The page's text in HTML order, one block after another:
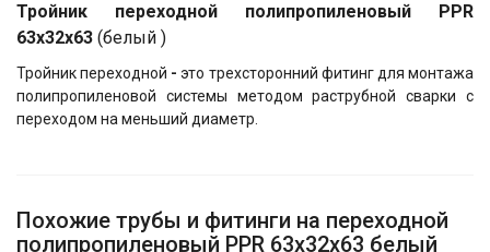
Тройник переходной полипропиленовый PPR
63х32х63 (белый )
Тройник переходной -это трехсторонний фитинг для монтажа
полипропиленовой системы методом раструбной сварки с
переходом на меньший диаметр.
Похожие трубы и фитинги на переходной
полипропиленовый PPR 63х32х63 белый